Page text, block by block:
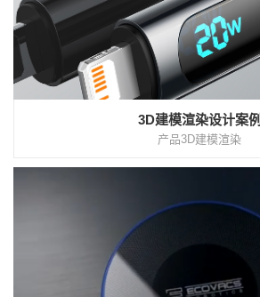
3D建模渲染设计案例
产品3D建模渲染